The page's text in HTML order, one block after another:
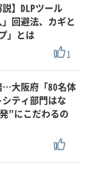
説】DLPツール
」回避法、カギと
」とは
1
…大阪府「80名体
ティ部門はな
”にこだわるの